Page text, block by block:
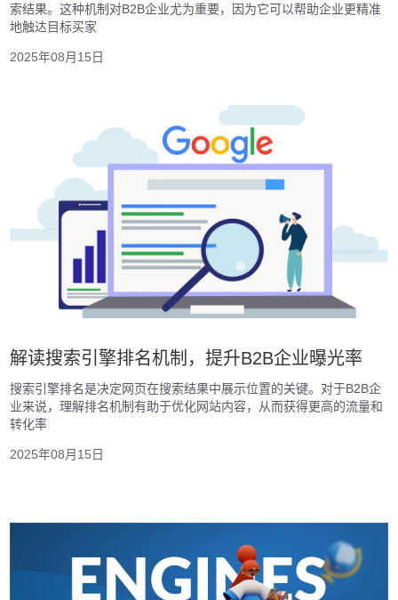
索结果。这种机制对B2B企业尤为重要，因为它可以帮助企业更精准
地触达目标买家
2025年08月15日
解读搜索引擎排名机制，提升B2B企业曝光率
搜索引擎排名是决定网页在搜索结果中展示位置的关键。对于B2B企
业来说，理解排名机制有助于优化网站内容，从而获得更高的流量和
转化率
2025年08月15日